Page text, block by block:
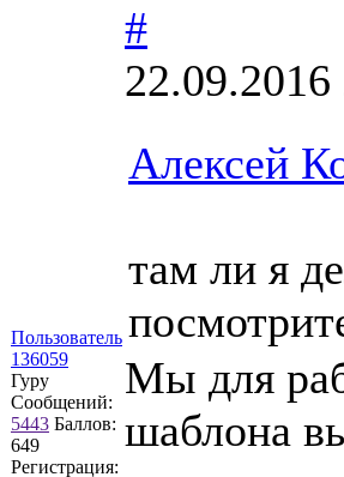
Пользователь
136059
Гуру
Сообщений:
5443 Баллов:
649
Регистрация:
#
22.09.2016
Алексей
там ли я
Мы для
шаблона